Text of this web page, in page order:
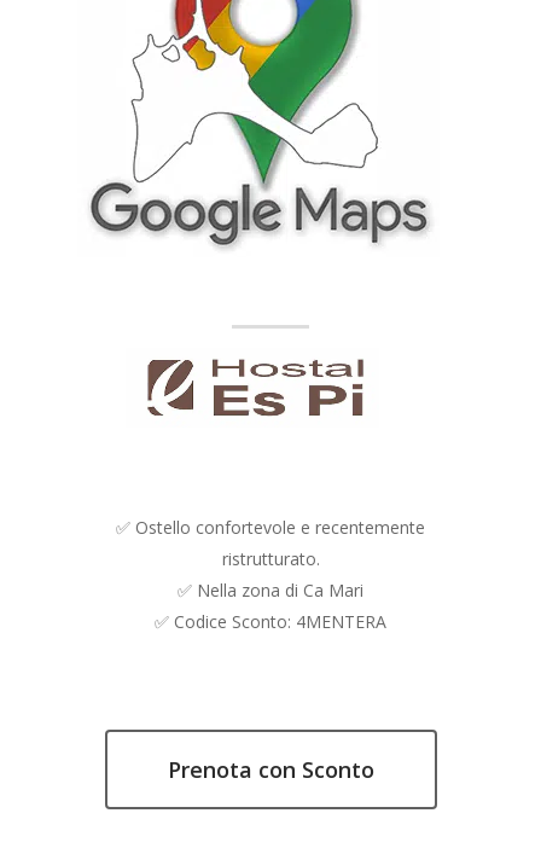
✅ Ostello confortevole e recentemente
ristrutturato.
✅ Nella zona di Ca Mari
✅ Codice Sconto: 4MENTERA
Prenota con Sconto